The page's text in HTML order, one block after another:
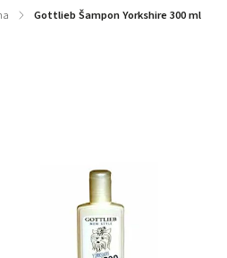
/ Gottlieb Šampon Yorkshire 300 ml